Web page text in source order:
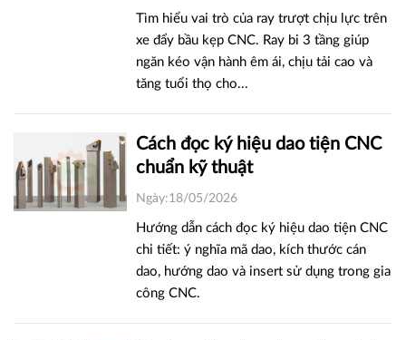
Tìm hiểu vai trò của ray trượt chịu lực trên
xe đẩy bầu kẹp CNC. Ray bi 3 tầng giúp
ngăn kéo vận hành êm ái, chịu tải cao và
tăng tuổi thọ cho...
Cách đọc ký hiệu dao tiện CNC
chuẩn kỹ thuật
Ngày:18/05/2026
Hướng dẫn cách đọc ký hiệu dao tiện CNC
chi tiết: ý nghĩa mã dao, kích thước cán
dao, hướng dao và insert sử dụng trong gia
công CNC.